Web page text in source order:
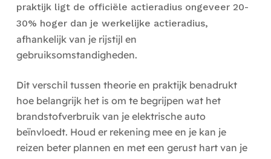
praktijk ligt de officiële actieradius ongeveer 20-
30% hoger dan je werkelijke actieradius,
afhankelijk van je rijstijl en
gebruiksomstandigheden.
Dit verschil tussen theorie en praktijk benadrukt
hoe belangrijk het is om te begrijpen wat het
brandstofverbruik van je elektrische auto
beïnvloedt. Houd er rekening mee en je kan je
reizen beter plannen en met een gerust hart van je